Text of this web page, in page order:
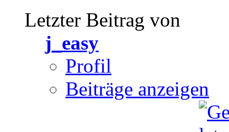
Letzter Beitrag von
j_easy
Profil
Beiträge anzeigen